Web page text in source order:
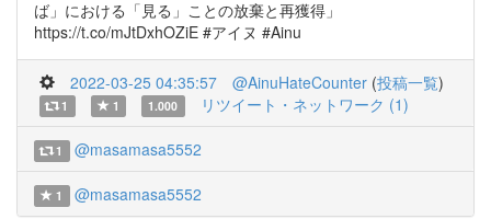
ば」における「見る」ことの放棄と再獲得」
https://t.co/mJtDxhOZiE #アイヌ #Ainu
2022-03-25 04:35:57 @AinuHateCounter (投稿一覧)
1 1 1.000 リツイート・ネットワーク (1)
1 @masamasa5552
1 @masamasa5552